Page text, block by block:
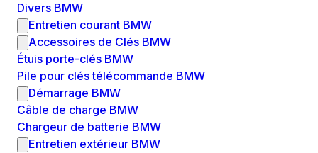
Divers BMW
Entretien courant BMW
Accessoires de Clés BMW
Étuis porte-clés BMW
Pile pour clés télécommande BMW
Démarrage BMW
Câble de charge BMW
Chargeur de batterie BMW
Entretien extérieur BMW